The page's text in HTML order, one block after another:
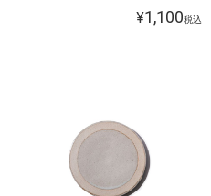
¥1,100税込